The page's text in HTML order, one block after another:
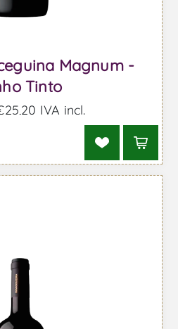
Magnum -
Tinto
IVA incl.